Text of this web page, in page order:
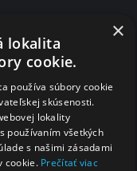
po vyšetrení
×
lokalita
cookie.
používa súbory cookie
skúsenosti.
lokality
používaním všetkých
s našimi zásadami
cookie. Prečítať viac